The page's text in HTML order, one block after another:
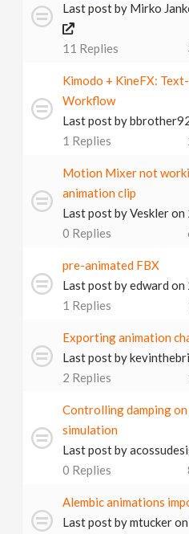
Last post by Mirko
11 Replies
Kimodo + KineFX:
Workflow
Last post by
1 Replies
Motion Mixer not
animation clip
Last post byVeskleron
0 Replies
pre-animated FBX
Last post byedward on
1 Replies
Exporting animation
Last post by
2 Replies
Controlling damping
simulation
Last post by
0 Replies
Alembic animations
Last post bymtucker